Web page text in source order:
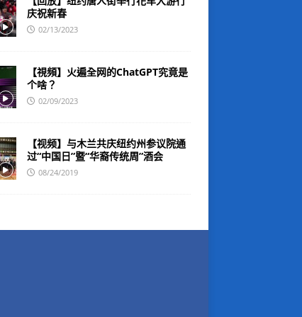
庆祝新春
02/13/2023
【視頻】火遍全网的ChatGPT究竟是
个啥？
02/09/2023
【视频】与木兰共庆纽约州参议院通
过“中国日”暨“华裔传统周”酒会
08/24/2019